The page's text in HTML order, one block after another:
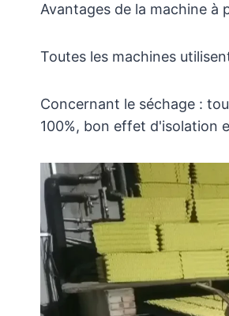
Avantages de la machine à
Toutes les machines
Concernant le séchage :
100%, bon effet d'isolation